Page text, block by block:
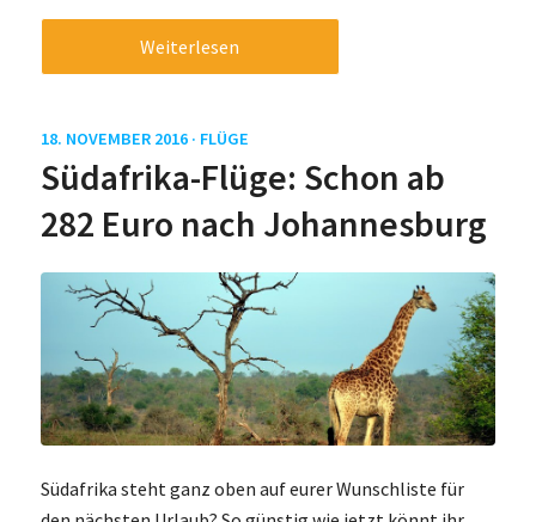
Weiterlesen
18. NOVEMBER 2016 · FLÜGE
Südafrika-Flüge: Schon ab
282 Euro nach Johannesburg
Südafrika steht ganz oben auf eurer Wunschliste für